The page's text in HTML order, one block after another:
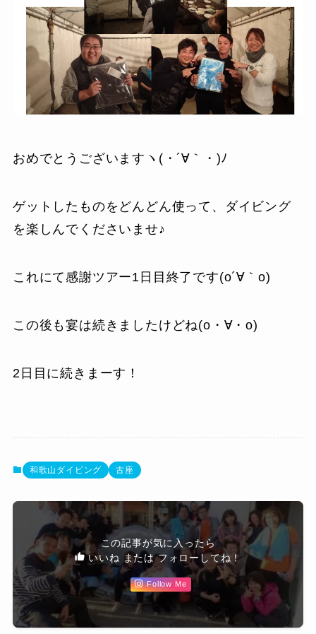
おめでとうございますヽ(・´∀｀・)ﾉ
ゲットしたものをどんどん使って、ダイビング
を楽しんでくださいませ♪
これにて感謝ツアー1日目終了です(o´∀｀o)
この後も宴は続きましたけどね(o・∀・o)
2日目に続きまーす！
和歌山ダイビング 古座
この記事が気に入ったら
いいね または フォローしてね！
Follow Me